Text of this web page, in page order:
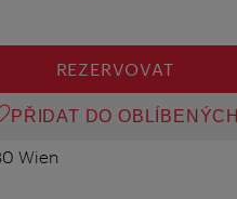
REZERVOVAT
PŘIDAT DO OBLÍBENÝCH
Wien